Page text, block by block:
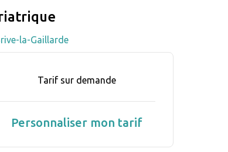
la-Gaillarde
Tarif sur demande
Personnaliser mon tarif